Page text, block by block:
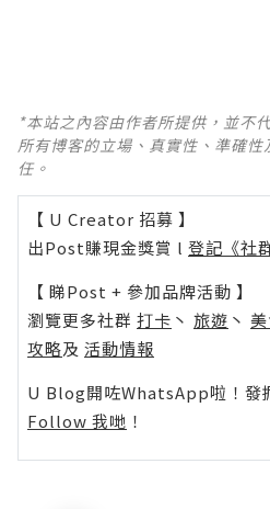
*本站之內容由作者所提供，並不
所有博客的立場、真實性、準確
任。
【 U Creator 招募 】
出Post賺現金獎賞 l 登記《社
【 睇Post + 參加品牌活動 】
瀏覽更多社群 打卡 丶 旅遊 丶
攻略及 活動情報
U Blog開咗WhatsApp啦！發
Follow 我哋 ！